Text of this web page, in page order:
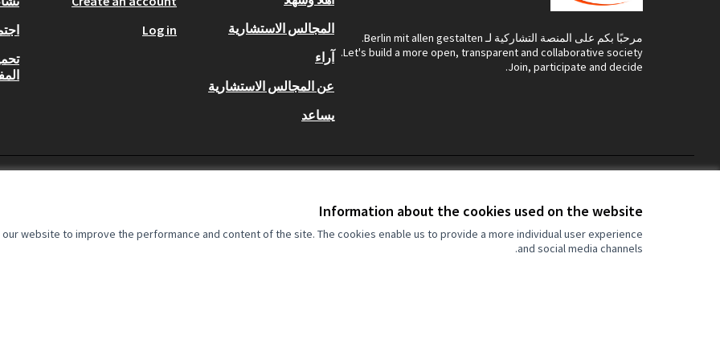
Information about the cookies used on the website
our website to improve the performance and content of the site. The cookies enable us to provide a more individual user experience
and social media channels.
مرحبًا بكم على المنصة التشاركية لـ Berlin mit allen gestalten.
Let's build a more open, transparent and collaborative society.
Join, participate and decide.
المجالس الاستشارية
آراء
عن المجالس الاستشارية
يساعد
Log in
(الرابط الخارجي)